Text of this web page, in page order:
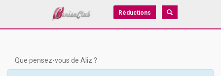
Réductions
Que pensez-vous de Aliz ?